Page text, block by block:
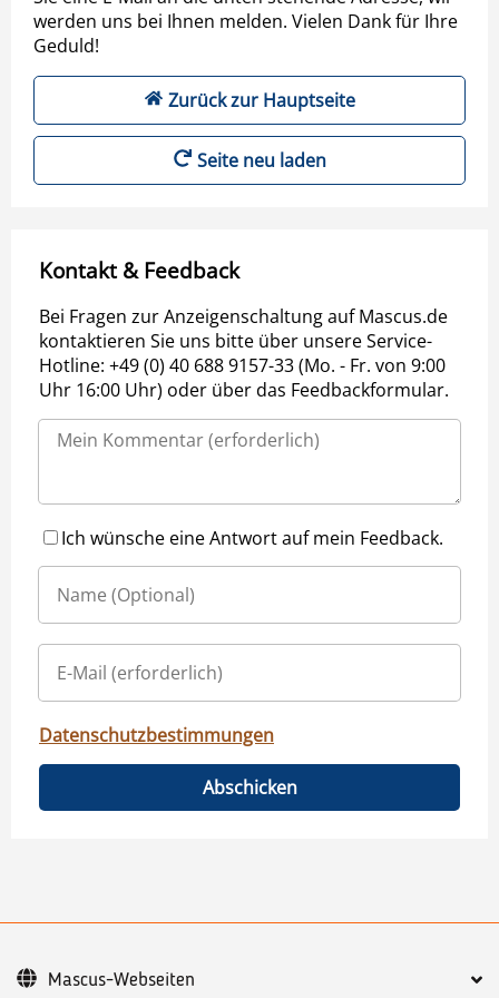
werden uns bei Ihnen melden. Vielen Dank für Ihre
Geduld!
Zurück zur Hauptseite
Seite neu laden
Kontakt & Feedback
Bei Fragen zur Anzeigenschaltung auf Mascus.de
kontaktieren Sie uns bitte über unsere Service-
Hotline: +49 (0) 40 688 9157-33 (Mo. - Fr. von 9:00
Uhr 16:00 Uhr) oder über das Feedbackformular.
Ich wünsche eine Antwort auf mein Feedback.
Datenschutzbestimmungen
Abschicken
Mascus-Webseiten